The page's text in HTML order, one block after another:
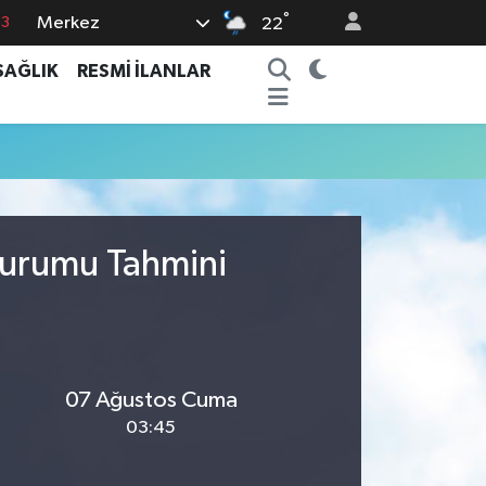
Merkez 22°
RESMİ İLANLAR
Tahmini
07 Ağustos Cuma
03:45